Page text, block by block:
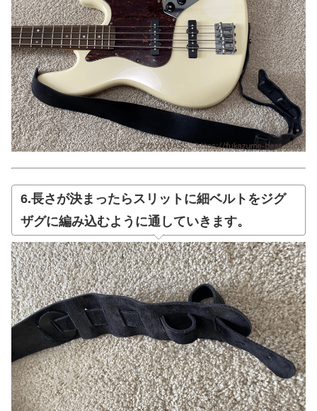
6.長さが決まったらスリットに細ベルトをジグ
ザグに編み込むように通していきます。